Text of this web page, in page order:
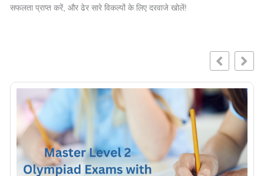
सफलता प्राप्त करें, और ढेर सारे विकल्पों के लिए दरवाजे खोलें!